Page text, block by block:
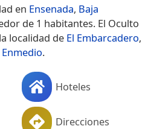
en Ensenada, Baja
de 1 habitantes. El Oculto
localidad de El Embarcadero,
.
Hoteles
Direcciones